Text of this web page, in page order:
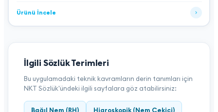
Ürünü İncele
İlgili Sözlük Terimleri
Bu uygulamadaki teknik kavramların derin tanımları için
NKT Sözlük'ündeki ilgili sayfalara göz atabilirsiniz:
Bağıl Nem (RH) Higroskopik (Nem Çekici)